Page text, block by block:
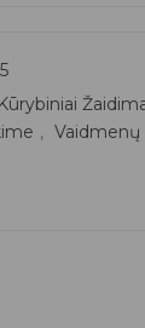
Kūrybiniai
, Vaidmenų